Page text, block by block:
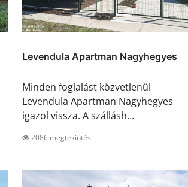
Levendula Apartman Nagyhegyes
Minden foglalást közvetlenül
Levendula Apartman Nagyhegyes
igazol vissza. A szállásh...
2086 megtekintés